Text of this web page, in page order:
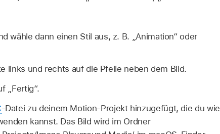
wähle dann einen Stil aus, z. B. „Animation“ oder
links und rechts auf die Pfeile neben dem Bild.
„Fertig“.
-Datei zu deinem Motion-Projekt hinzugefügt, die du wie
kannst. Das Bild wird im Ordner